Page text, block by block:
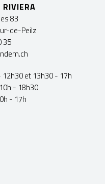
RIVIERA
83
de-Peilz
35
12h30 et 13h30 - 17h
- 18h30
- 17h